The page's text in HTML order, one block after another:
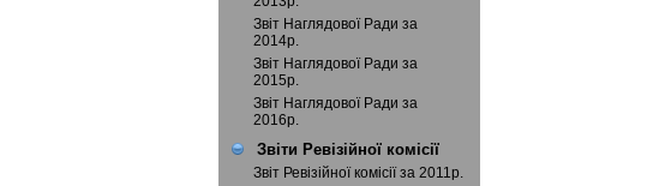
Звіт Наглядової Ради за
2014р.
Звіт Наглядової Ради за
2015р.
Звіт Наглядової Ради за
2016р.
Звіти Ревізійної комісії
Звіт Ревізійної комісії за 2011р.